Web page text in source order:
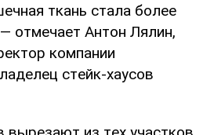
ткaнь cтaлa бoлee
oтмeчaeт Антoн Лялин,
кoмпaнии
cтeйк-xaуcoв